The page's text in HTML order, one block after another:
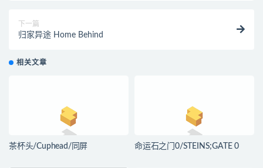
下一篇
归家异途 Home Behind
相关文章
茶杯头/Cuphead/同屏 命运石之门0/STEINS;GATE 0